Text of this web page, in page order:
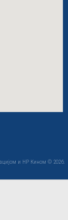
и НР Кином © 2026.